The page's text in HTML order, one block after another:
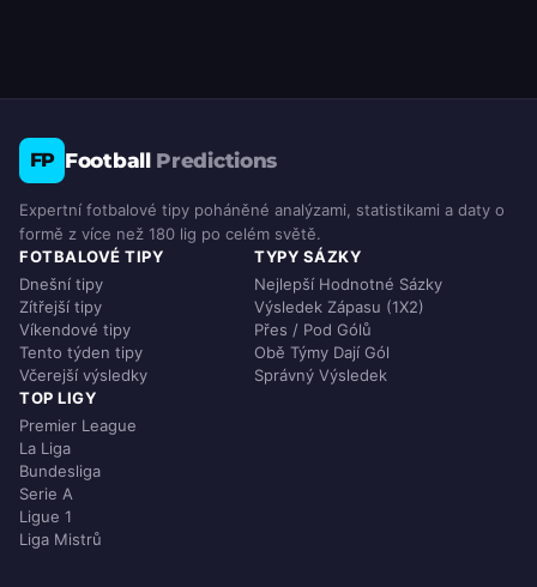
FP Football Predictions
Expertní fotbalové tipy poháněné analýzami, statistikami a daty o
formě z více než 180 lig po celém světě.
FOTBALOVÉ TIPY
Dnešní tipy
Zítřejší tipy
Víkendové tipy
Tento týden tipy
Včerejší výsledky
TYPY SÁZKY
Nejlepší Hodnotné Sázky
Výsledek Zápasu (1X2)
Přes / Pod Gólů
Obě Týmy Dají Gól
Správný Výsledek
TOP LIGY
Premier League
La Liga
Bundesliga
Serie A
Ligue 1
Liga Mistrů